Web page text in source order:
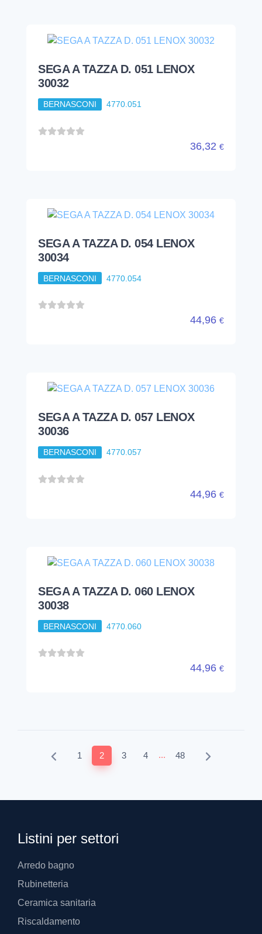
SEGA A TAZZA D. 051 LENOX
30032
BERNASCONI 4770.051
36,32 €
SEGA A TAZZA D. 054 LENOX
30034
BERNASCONI 4770.054
44,96 €
SEGA A TAZZA D. 057 LENOX
30036
BERNASCONI 4770.057
44,96 €
SEGA A TAZZA D. 060 LENOX
30038
BERNASCONI 4770.060
44,96 €
1 2 3 4 ... 48
Listini per settori
Arredo bagno
Rubinetteria
Ceramica sanitaria
Riscaldamento